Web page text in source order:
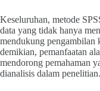
Keseluruhan, metode
data yang tidak hanya
mendukung pengambilan
demikian, pemanfaatan
mendorong pemahaman
dianalisis dalam penelitian.